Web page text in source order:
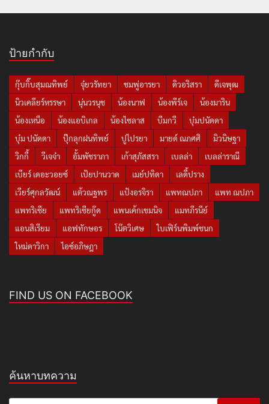
ป้ายกำกับ
กุ๊บกิ๊บสุมณทิพย์ จุ๋ยวรัทยา ชมพู่อารยา ดิวอริสรา
ดีเจพุฒ
นิวเคลียร์หรรษา
นุ่นวรนุช น้องนาฟ น้องพีร์เจ
น้องมาริน
น้องเหนือ
น้องแอบิเกล น้องไซลาส บีมกวี
บุ๋มปนัดดา
บุ๋ม ปนัดดา
ปุ๊กลุกฝนทิพย์ ปูไปรยา มายด์ ณภศศิ
มิวนิษฐา
วิกกี้
วีเจจ๋า อั้มพัชราภา เก้าสุภัสสรา เบลล่า
เบลล่าราณี
เบียร์ เดอะวอยซ์
เป้ยปานวาด เมย์ปทิดา
เลดี้ปราง
เวียร์ศุกลวัฒน์
แต้วณฐพร แป้งอรจิรา แพทณปภา
แพท ณปภา
แพทริเซีย
แพทริเซียกู๊ด แพนเค้กเขมนิจ
แมทภีรนีย์
แอนสิเรียม
แอฟทักษอร โน๊ตวิเศษ
ใบเฟิร์นพิมพ์ชนก
ใหม่ดาวิกา
ไอซ์อภิษฎา
FIND US ON FACEBOOK
ค้นหาบทความ